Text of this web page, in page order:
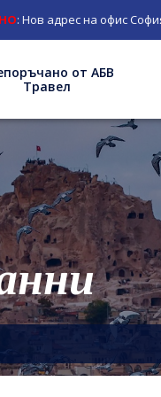
на офис София: бул.
от АБВ
Травел